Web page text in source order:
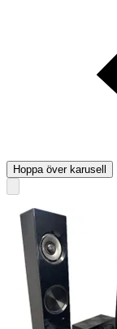
Hoppa över karusell